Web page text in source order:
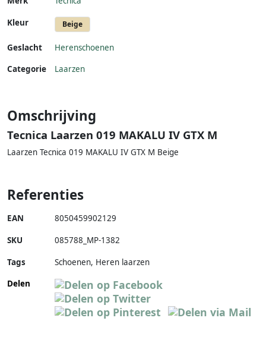
Kleur Beige
Geslacht
Herenschoenen
Categorie
Laarzen
Omschrijving
Tecnica Laarzen 019 MAKALU IV GTX M
Laarzen Tecnica 019 MAKALU IV GTX M Beige
Referenties
EAN 8050459902129
SKU 085788_MP-1382
Tags
Schoenen, Heren laarzen
Delen